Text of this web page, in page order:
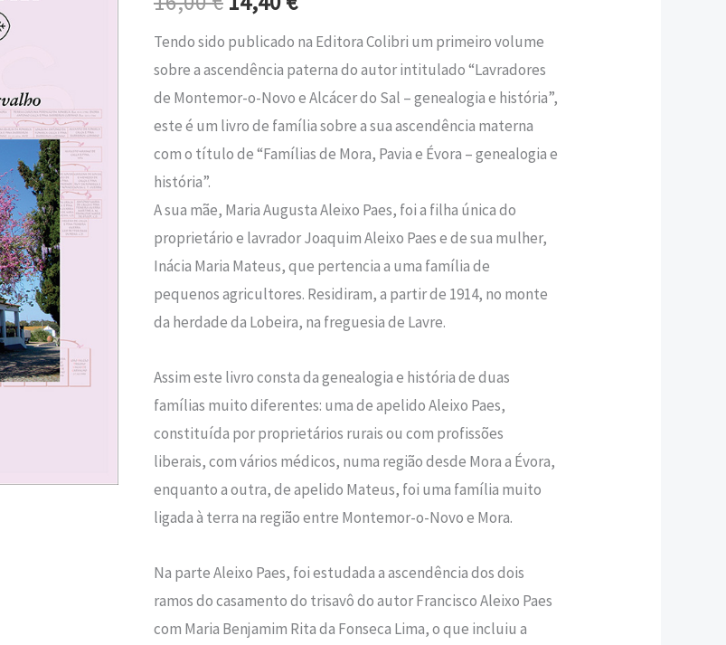
era:
16,00 €.
é:
14,40 €.
Tendo sido publicado na Editora Colibri um primeiro volume
sobre a ascendência paterna do autor intitulado “Lavradores
de Montemor-o-Novo e Alcácer do Sal – genealogia e história”,
este é um livro de família sobre a sua ascendência materna
com o título de “Famílias de Mora, Pavia e Évora – genealogia e
história”.
A sua mãe, Maria Augusta Aleixo Paes, foi a filha única do
proprietário e lavrador Joaquim Aleixo Paes e de sua mulher,
Inácia Maria Mateus, que pertencia a uma família de
pequenos agricultores. Residiram, a partir de 1914, no monte
da herdade da Lobeira, na freguesia de Lavre.
Assim este livro consta da genealogia e história de duas
famílias muito diferentes: uma de apelido Aleixo Paes,
constituída por proprietários rurais ou com profissões
liberais, com vários médicos, numa região desde Mora a Évora,
enquanto a outra, de apelido Mateus, foi uma família muito
ligada à terra na região entre Montemor-o-Novo e Mora.
Na parte Aleixo Paes, foi estudada a ascendência dos dois
ramos do casamento do trisavô do autor Francisco Aleixo Paes
com Maria Benjamim Rita da Fonseca Lima, o que incluiu a
Pavia
e
Évora